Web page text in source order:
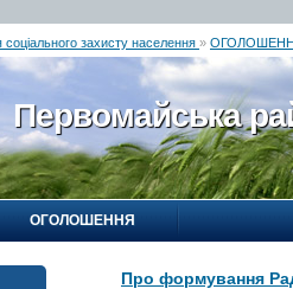
соціального захисту населення »
Первомайська
ОГОЛОШЕННЯ
Про формування